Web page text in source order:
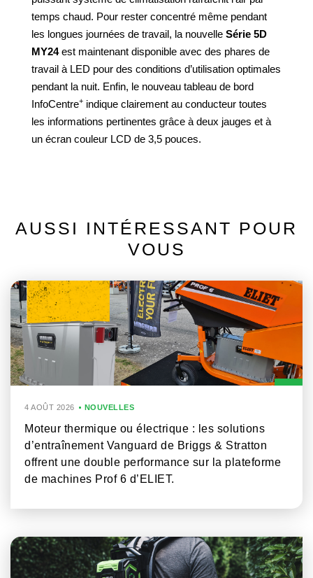
temps chaud. Pour rester concentré même pendant
les longues journées de travail, la nouvelle Série 5D
MY24est maintenant disponible avec des phares de
travail à LED pour des conditions d’utilisation optimales
pendant la nuit. Enfin, le nouveau tableau de bord
InfoCentre+ indique clairement au conducteur toutes
les informations pertinentes grâce à deux jauges et à
un écran couleur LCD de 3,5 pouces.
AUSSI INTÉRESSANT POUR
VOUS
4 AOÛT 2026 NOUVELLES
Moteur thermique ou électrique : les solutions
d’entraînement Vanguard de Briggs & Stratton
offrent une double performance sur la plateforme
de machines Prof 6 d’ELIET.